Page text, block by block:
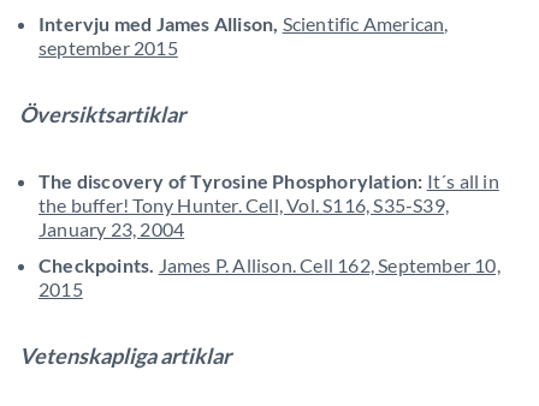
Intervju med James Allison, Scientific American,
september 2015
Översiktsartiklar
The discovery of Tyrosine Phosphorylation: It´s all in
the buffer! Tony Hunter. Cell, Vol. S116, S35-S39,
January 23, 2004
Checkpoints. James P. Allison. Cell 162, September 10,
2015
Vetenskapliga artiklar